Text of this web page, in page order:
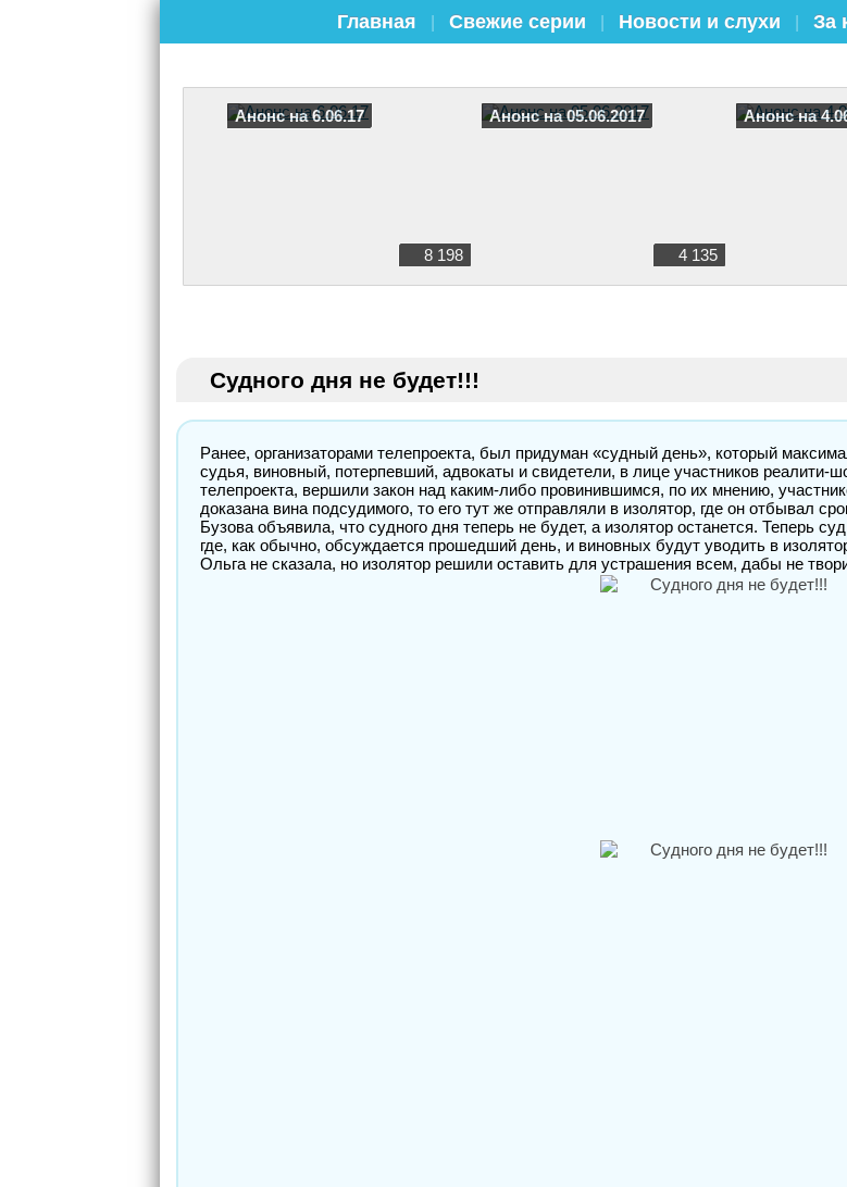
Главная Свежие серии Новости и слухи За
Анонс на 6.06.17
8 198
Анонс на 05.06.2017
4 135
Анонс на
Судного дня не будет!!!
Ранее, организаторами телепроекта, был придуман «судный день», который
судья, виновный, потерпевший, адвокаты и свидетели, в лице участников реалити-
телепроекта, вершили закон над каким-либо провинившимся, по их мнению,
доказана вина подсудимого, то его тут же отправляли в изолятор, где он отбывал
Бузова объявила, что судного дня теперь не будет, а изолятор останется. Теперь
где, как обычно, обсуждается прошедший день, и виновных будут уводить в
Ольга не сказала, но изолятор решили оставить для устрашения всем, дабы не